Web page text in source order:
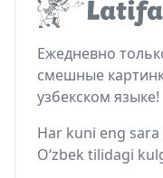
Ежедневно
смешные
узбекском языке!
Har kuni eng
O‘zbek tilidagi